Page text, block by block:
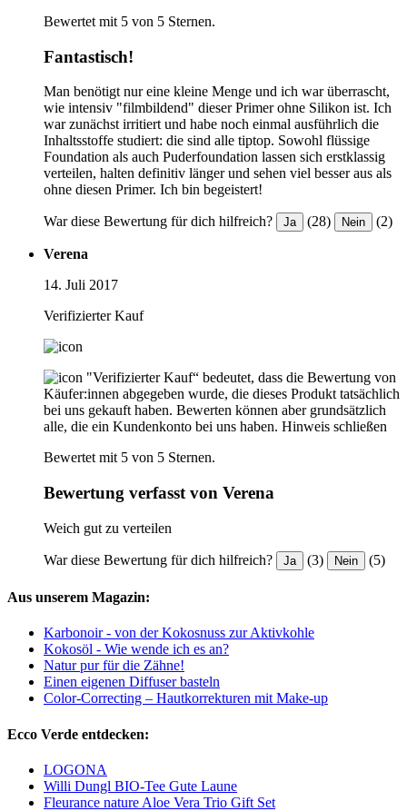
Bewertet mit 5 von 5 Sternen.
Fantastisch!
Man benötigt nur eine kleine Menge und ich war überrascht,
wie intensiv "filmbildend" dieser Primer ohne Silikon ist. Ich
war zunächst irritiert und habe noch einmal ausführlich die
Inhaltsstoffe studiert: die sind alle tiptop. Sowohl flüssige
Foundation als auch Puderfoundation lassen sich erstklassig
verteilen, halten definitiv länger und sehen viel besser aus als
ohne diesen Primer. Ich bin begeistert!
War diese Bewertung für dich hilfreich? Ja (28) Nein (2)
Verena
14. Juli 2017
Verifizierter Kauf
"Verifizierter Kauf“ bedeutet, dass die Bewertung von
Käufer:innen abgegeben wurde, die dieses Produkt tatsächlich
bei uns gekauft haben. Bewerten können aber grundsätzlich
alle, die ein Kundenkonto bei uns haben. Hinweis schließen
Bewertet mit 5 von 5 Sternen.
Bewertung verfasst von Verena
Weich gut zu verteilen
War diese Bewertung für dich hilfreich? Ja (3) Nein (5)
Aus unserem Magazin:
Karbonoir - von der Kokosnuss zur Aktivkohle
Kokosöl - Wie wende ich es an?
Natur pur für die Zähne!
Einen eigenen Diffuser basteln
Color-Correcting – Hautkorrekturen mit Make-up
Ecco Verde entdecken:
LOGONA
Willi Dungl BIO-Tee Gute Laune
Fleurance nature Aloe Vera Trio Gift Set